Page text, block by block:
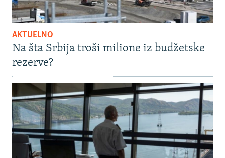
AKTUELNO
Na šta Srbija troši milione iz budžetske
rezerve?